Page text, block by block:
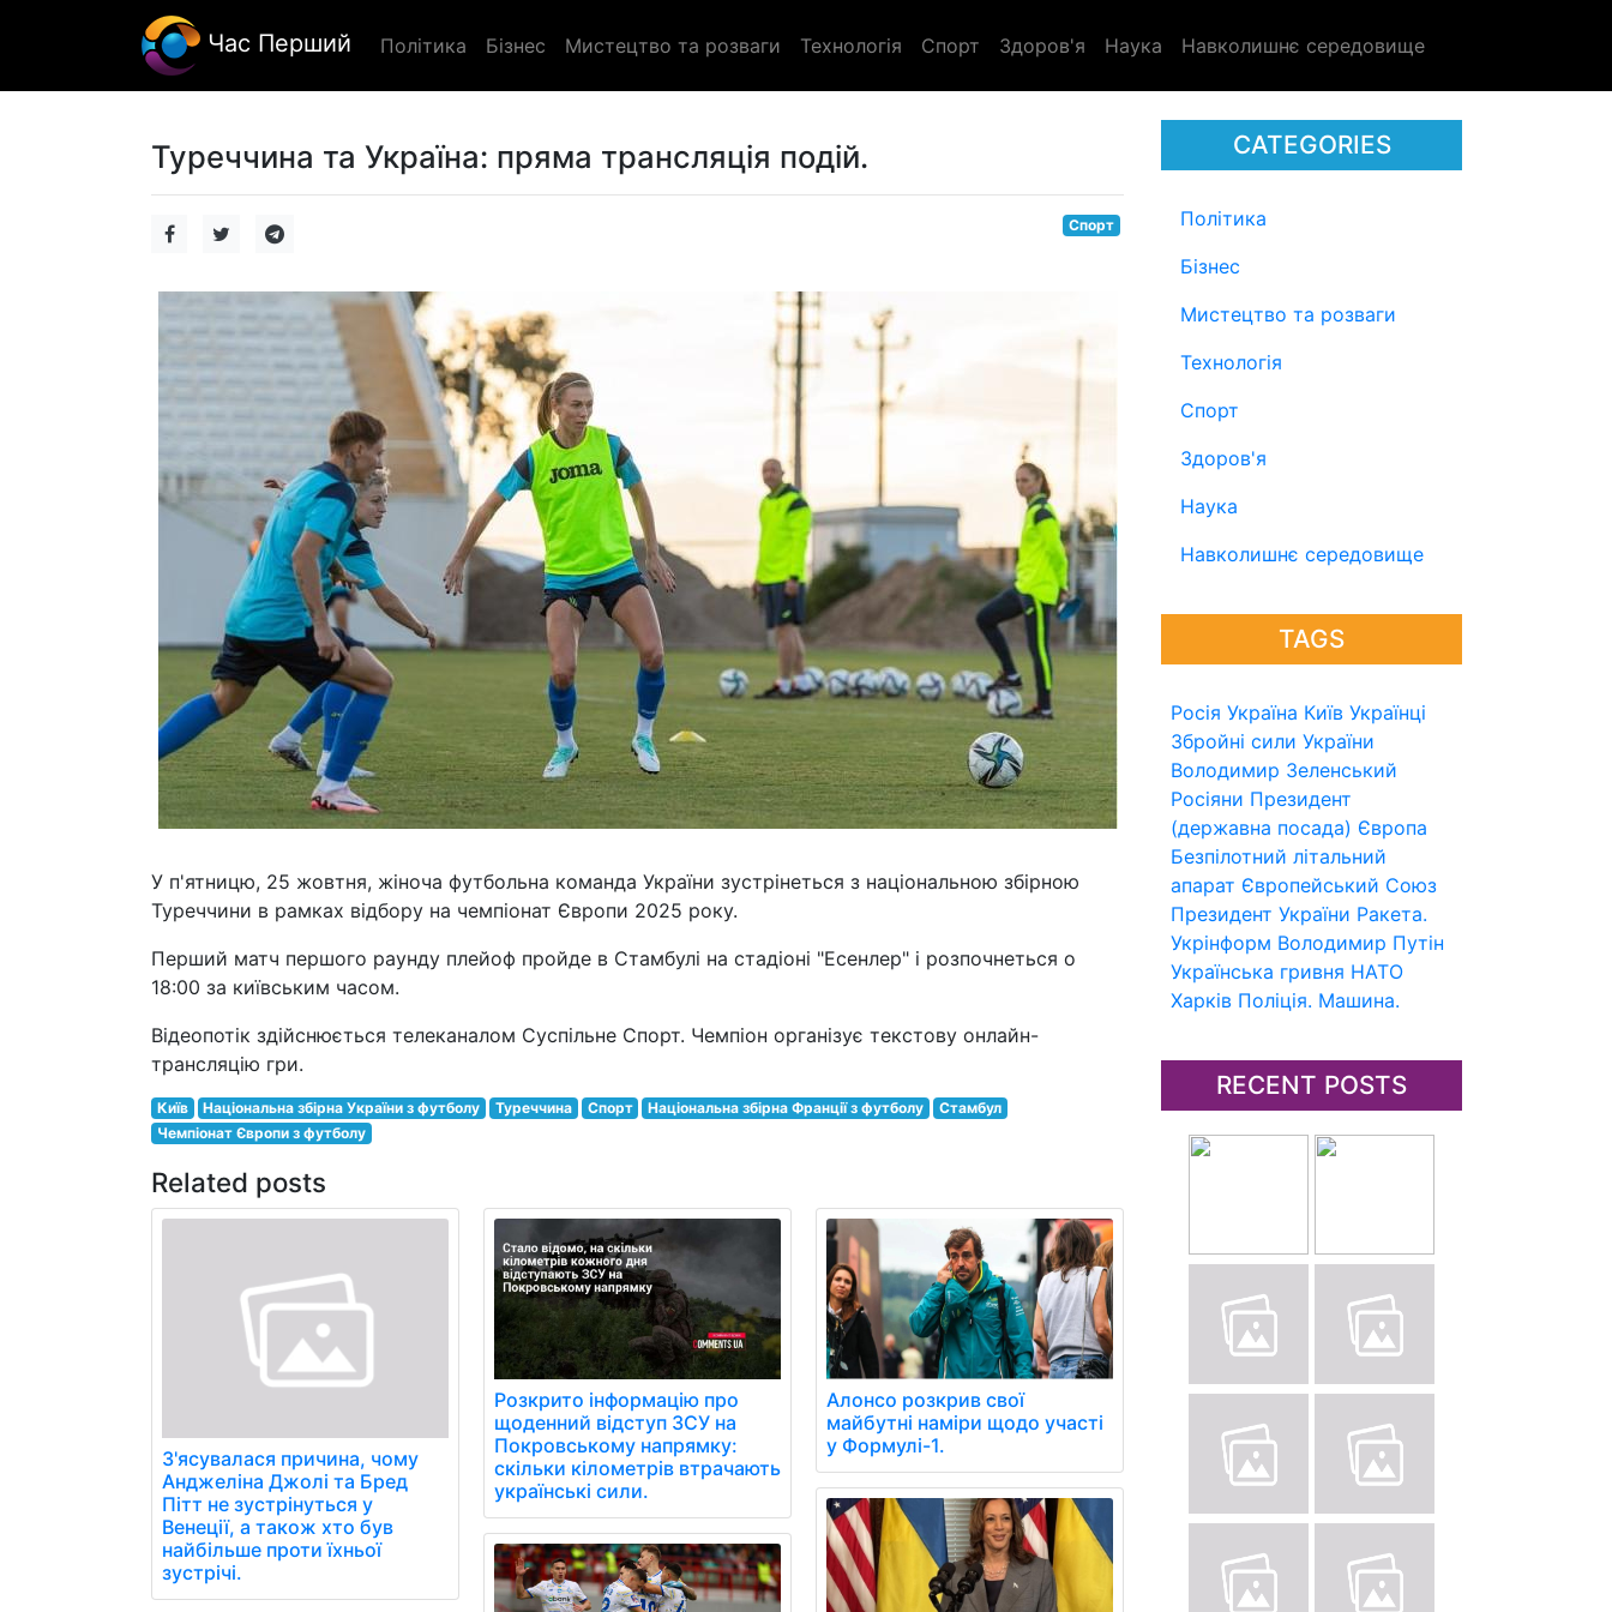
Час Перший Політика Бізнес Мистецтво та розваги Технологія Спорт Здоров'я Наука Навколишнє середовище
CATEGORIES
Політика
Бізнес
Мистецтво та розваги
Технологія
Спорт
Здоров'я
Наука
Навколишнє середовище
TAGS
Росія Україна Київ Українці
Збройні сили України
Володимир Зеленський
Росіяни Президент
(державна посада) Європа
Безпілотний літальний
апарат Європейський Союз
Президент України Ракета.
Укрінформ Володимир Путін
Українська гривня НАТО
Харків Поліція. Машина.
RECENT POSTS
Туреччина та Україна: пряма трансляція подій.
Спорт
У п'ятницю, 25 жовтня, жіноча футбольна команда України зустрінеться з національною збірною
Туреччини в рамках відбору на чемпіонат Європи 2025 року.
Перший матч першого раунду плейоф пройде в Стамбулі на стадіоні "Есенлер" і розпочнеться о
18:00 за київським часом.
Відеопотік здійснюється телеканалом Суспільне Спорт. Чемпіон організує текстову онлайн-
трансляцію гри.
Київ Національна збірна України з футболу Туреччина Спорт Національна збірна Франції з футболу
Стамбул
Чемпіонат Європи з футболу
Related posts
З'ясувалася причина, чому
Анджеліна Джолі та Бред
Пітт не зустрінуться у
Венеції, а також хто був
найбільше проти їхньої
зустрічі.
Розкрито інформацію про
щоденний відступ ЗСУ на
Покровському напрямку:
скільки кілометрів втрачають
українські сили.
Алонсо розкрив свої
майбутні наміри щодо участі
у Формулі-1.